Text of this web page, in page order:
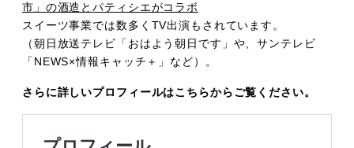
市」の酒造とパティシエがコラボ
スイーツ事業では数多くTV出演もされています。
（朝日放送テレビ「おはよう朝日です」や、サンテレビ
「NEWS×情報キャッチ＋」など）。
さらに詳しいプロフィールはこちらからご覧ください。